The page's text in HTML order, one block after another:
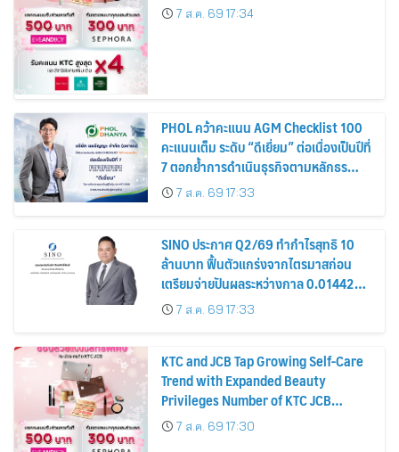
7 ส.ค. 69 17:34
PHOL คว้าคะแนน AGM Checklist 100
คะแนนเต็ม ระดับ “ดีเยี่ยม” ต่อเนื่องเป็นปีที่
7 ตอกย้ำการดำเนินธุรกิจตามหลักธร
รมาภิบาล โปร่งใส สร้างความเชื่อมั่นผู้ถือ
หุ้น
7 ส.ค. 69 17:33
SINO ประกาศ Q2/69 ทำกำไรสุทธิ 10
ล้านบาท ฟื้นตัวแกร่งจากไตรมาสก่อน
เตรียมจ่ายปันผลระหว่างกาล 0.014423
บาทต่อหุ้น ครึ่งปีหลังมุ่งเติบโตต่อเนื่อง
7 ส.ค. 69 17:33
KTC and JCB Tap Growing Self-Care
Trend with Expanded Beauty
Privileges Number of KTC JCB
Cardmembers Spending on
Cosmetics Rises 26%
7 ส.ค. 69 17:30